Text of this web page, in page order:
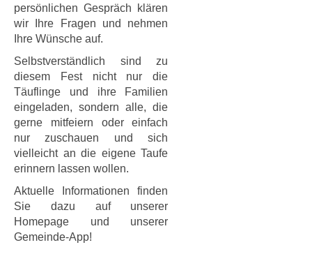
persönlichen Gespräch klären
wir Ihre Fragen und nehmen
Ihre Wünsche auf.
Selbstverständlich sind zu
diesem Fest nicht nur die
Täuflinge und ihre Familien
eingeladen, sondern alle, die
gerne mitfeiern oder einfach
nur zuschauen und sich
vielleicht an die eigene Taufe
erinnern lassen wollen.
Aktuelle Informationen finden
Sie dazu auf unserer
Homepage und unserer
Gemeinde-App!